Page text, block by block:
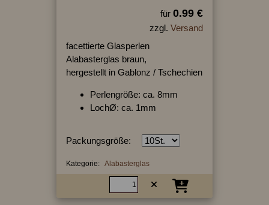
für 0.99 €
zzgl. Versand
facettierte Glasperlen
Alabasterglas braun,
hergestellt in Gablonz / Tschechien
Perlengröße: ca. 8mm
LochØ: ca. 1mm
Packungsgröße:
Kategorie: Alabasterglas